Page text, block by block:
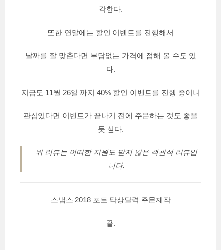
각한다.
또한 연말에는 할인 이벤트를 진행해서
날짜를 잘 맞춘다면 부담없는 가격에 접해 볼 수도 있
다.
지금도 11월 26일 까지 40% 할인 이벤트를 진행 중이니
관심있다면 이벤트가 끝나기 전에 주문하는 것도 좋을
듯 싶다.
위 리뷰는 어떠한 지원도 받지 않은 객관적 리뷰입
니다.
스냅스 2018 포토 탁상달력 주문제작
끝.